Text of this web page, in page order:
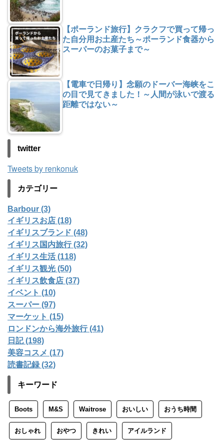
【ポーランド旅行】クラクフで買って帰っ
た自分用お土産たち～ポーランド食器から
スーパーのお菓子まで～
【電車で日帰り】念願のドーバー海峡をこ
の目で見てきました！～人間が泳いで渡る
距離ではない～
twitter
Tweets by renkonuk
カテゴリー
Barbour (3)
イギリスお店 (18)
イギリスブランド (48)
イギリス国内旅行 (32)
イギリス生活 (118)
イギリス観光 (50)
イギリス飲食店 (37)
イベント (10)
スーパー (97)
マーケット (15)
ロンドンから海外旅行 (41)
日記 (198)
美容コスメ (17)
読書記録 (32)
キーワード
Boots M&S Waitrose おいしい おうち時間
おしゃれ おやつ きれい アイルランド